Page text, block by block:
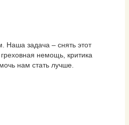
Наша задача – снять этот
немощь, критика
нам стать лучше.